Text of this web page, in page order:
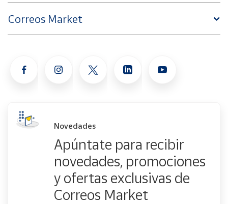
Correos Market
Novedades
Apúntate para recibir
novedades, promociones
y ofertas exclusivas de
Correos Market